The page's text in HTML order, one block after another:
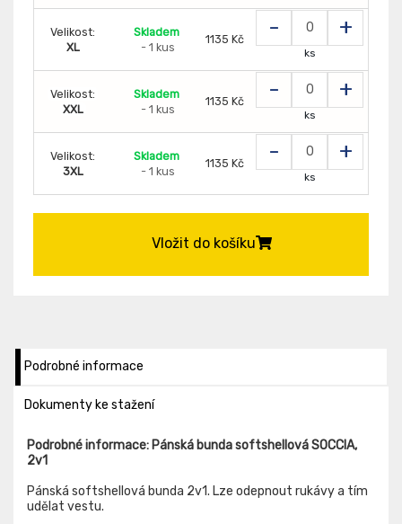
Velikost:
XL
Skladem
- 1 kus
1135 Kč - +
ks
Velikost:
XXL
Skladem
- 1 kus
1135 Kč - +
ks
Velikost:
3XL
Skladem
- 1 kus
1135 Kč - +
ks
Vložit do košíku
Podrobné informace
Dokumenty ke stažení
Podrobné informace: Pánská bunda softshellová SOCCIA,
2v1
Pánská softshellová bunda 2v1. Lze odepnout rukávy a tím
udělat vestu.